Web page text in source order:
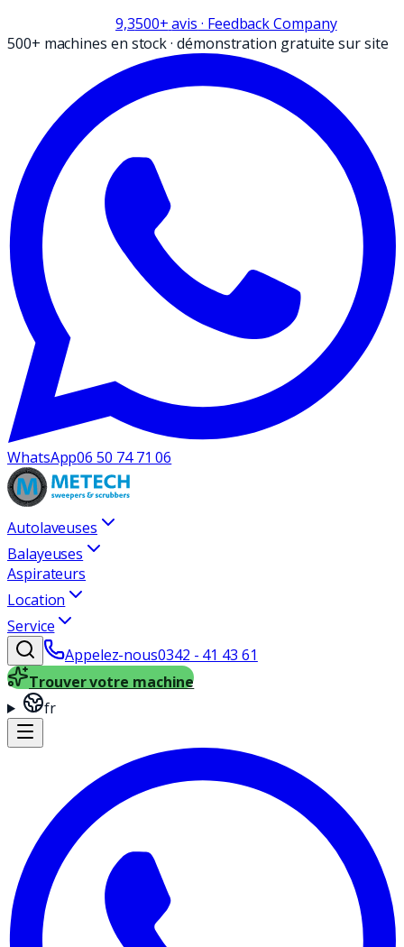
9,3500+avis · Feedback Company
500+ machines en stock·démonstration gratuite sur site
WhatsApp06 50 74 71 06
Autolaveuses
Balayeuses
Aspirateurs
Location
Service
Appelez-nous0342 - 41 43 61
Trouver votre machine
fr